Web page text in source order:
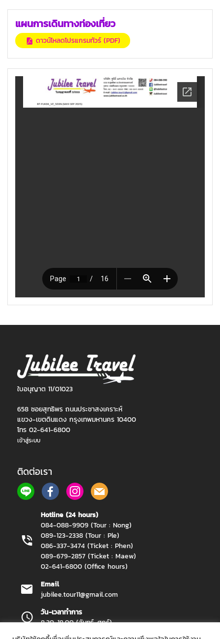
แผนการเดินทางท่องเที่ยว
ดาวน์โหลดโปรแกรมทัวร์ (PDF)
ใบอนุญาต 11/01023
658 ซอยสุทธิพร ถนนประชาสงเคราะห์
แขวง-เขตดินแดง กรุงเทพมหานคร 10400
โทร 02-641-6800
เข้าสู่ระบบ
ติดต่อเรา
Hotline (24 hours)
084-088-9909 (Tour : Nong)
089-123-2338 (Tour : Ple)
086-337-3474 (Ticket : Phen)
089-679-2857 (Ticket : Maew)
02-641-6800 (Office hours)
Email
jubilee.tour11@gmail.com
วัน-เวลาทำการ
8.30-18.00 (จันทร์-ศุกร์)